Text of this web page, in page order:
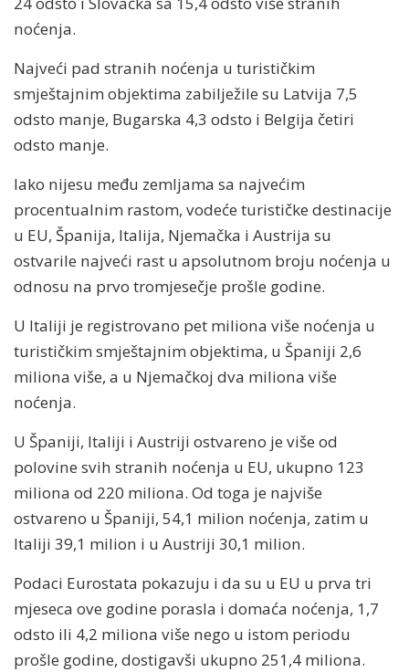
noćenja.
Najveći pad stranih noćenja u turističkim
smještajnim objektima zabilježile su Latvija 7,5
odsto manje, Bugarska 4,3 odsto i Belgija četiri
odsto manje.
Iako nijesu među zemljama sa najvećim
procentualnim rastom, vodeće turističke destinacije
u EU, Španija, Italija, Njemačka i Austrija su
ostvarile najveći rast u apsolutnom broju noćenja u
odnosu na prvo tromjesečje prošle godine.
U Italiji je registrovano pet miliona više noćenja u
turističkim smještajnim objektima, u Španiji 2,6
miliona više, a u Njemačkoj dva miliona više
noćenja.
U Španiji, Italiji i Austriji ostvareno je više od
polovine svih stranih noćenja u EU, ukupno 123
miliona od 220 miliona. Od toga je najviše
ostvareno u Španiji, 54,1 milion noćenja, zatim u
Italiji 39,1 milion i u Austriji 30,1 milion.
Podaci Eurostata pokazuju i da su u EU u prva tri
mjeseca ove godine porasla i domaća noćenja, 1,7
odsto ili 4,2 miliona više nego u istom periodu
prošle godine, dostigavši ukupno 251,4 miliona.